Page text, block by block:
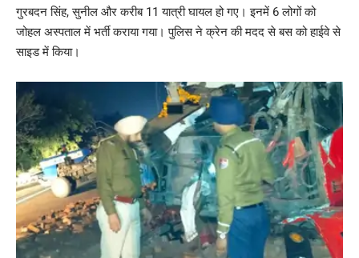
गुरबदन सिंह, सुनील और करीब 11 यात्री घायल हो गए। इनमें 6 लोगों को
जोहल अस्पताल में भर्ती कराया गया। पुलिस ने क्रेन की मदद से बस को हाईवे से
साइड में किया।